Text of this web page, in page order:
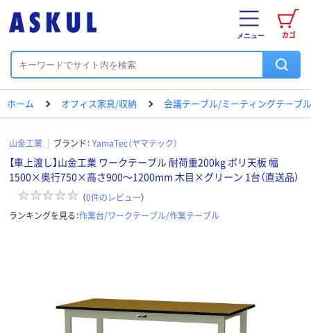
カゴ
メニュー
ホーム オフィス家具/収納 会議テーブル/ミーティングテーブル
山金工業 ブランド： YamaTec（ヤマテック）
【車上渡し】山金工業 ワークテーブル 耐荷重200kg ポリ天板 幅
1500×奥行750×高さ900～1200mm 木目×グリーン 1台（直送品）
（0件のレビュー）
ランキングを見る：作業台/ワークテーブル/作業テーブル